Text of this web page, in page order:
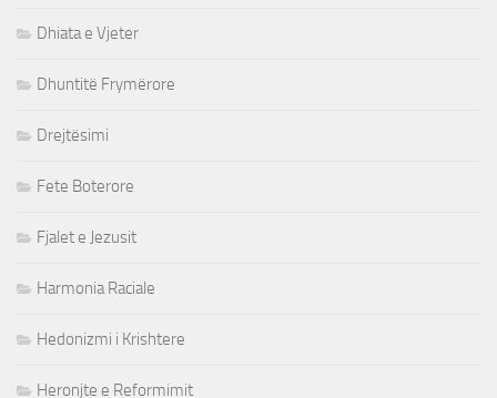
Dhiata e Vjeter
Dhuntitë Frymërore
Drejtësimi
Fete Boterore
Fjalet e Jezusit
Harmonia Raciale
Hedonizmi i Krishtere
Heronjte e Reformimit